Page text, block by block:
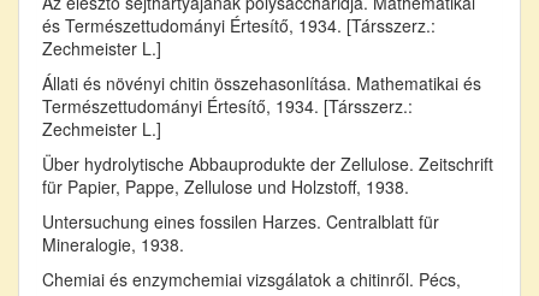
és Természettudományi Értesítő, 1934. [Társszerz.:
Zechmeister L.]
Állati és növényi chitin összehasonlítása. Mathematikai és
Természettudományi Értesítő, 1934. [Társszerz.:
Zechmeister L.]
Über hydrolytische Abbauprodukte der Zellulose. Zeitschrift
für Papier, Pappe, Zellulose und Holzstoff, 1938.
Untersuchung eines fossilen Harzes. Centralblatt für
Mineralogie, 1938.
Chemiai és enzymchemiai vizsgálatok a chitinről. Pécs,